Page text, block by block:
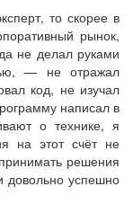
то скорее в
рынок,
не делал руками
— не отражал
код, не изучал
написал в
о технике, я
на этот счёт не
решения
довольно успешно